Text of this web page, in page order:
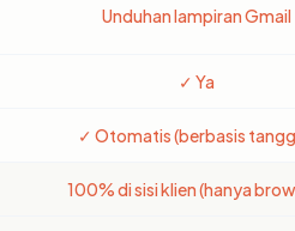
Unduhan lampiran Gmail
✓ Ya
✓ Otomatis (berbasis
100% di sisi klien (hanya